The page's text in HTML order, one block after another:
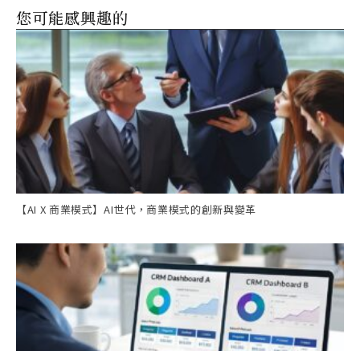
您可能感興趣的
【AI X 商業模式】AI世代，商業模式的創新與變革